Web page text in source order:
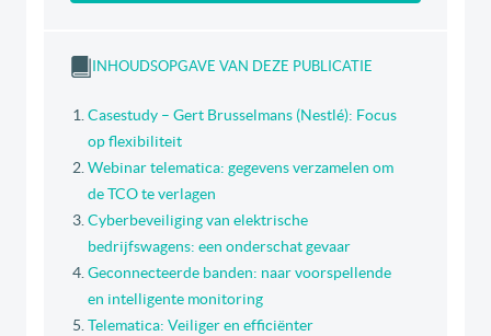
INHOUDSOPGAVE VAN DEZE PUBLICATIE
Casestudy – Gert Brusselmans (Nestlé): Focus
op flexibiliteit
Webinar telematica: gegevens verzamelen om
de TCO te verlagen
Cyberbeveiliging van elektrische
bedrijfswagens: een onderschat gevaar
Geconnecteerde banden: naar voorspellende
en intelligente monitoring
Telematica: Veiliger en efficiënter